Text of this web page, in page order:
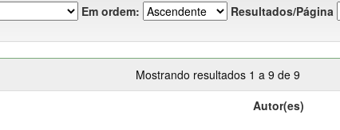
Em ordem: Resultados/Página
Mostrando resultados 1 a 9 de 9
Autor(es)